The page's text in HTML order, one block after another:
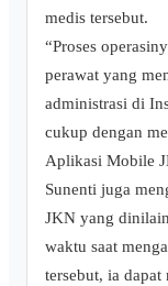
medis tersebut.
“Proses
perawat yang
administrasi di
cukup dengan
Aplikasi Mobile
Sunenti juga
JKN yang
waktu saat
tersebut, ia